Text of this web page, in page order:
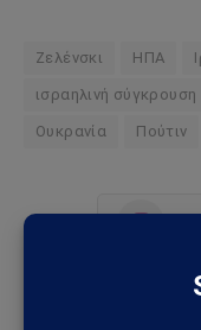
Ζελένσκι ΗΠΑ
ισραηλινή σύγκρουση
Ουκρανία Πούτιν